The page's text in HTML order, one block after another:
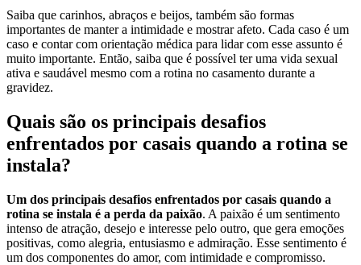
Saiba que carinhos, abraços e beijos, também são formas
importantes de manter a intimidade e mostrar afeto. Cada caso é um
caso e contar com orientação médica para lidar com esse assunto é
muito importante. Então, saiba que é possível ter uma vida sexual
ativa e saudável mesmo com a rotina no casamento durante a
gravidez.
Quais são os principais desafios
enfrentados por casais quando a rotina se
instala?
Um dos principais desafios enfrentados por casais quando a
rotina se instala é a perda da paixão. A paixão é um sentimento
intenso de atração, desejo e interesse pelo outro, que gera emoções
positivas, como alegria, entusiasmo e admiração. Esse sentimento é
um dos componentes do amor, com intimidade e compromisso.